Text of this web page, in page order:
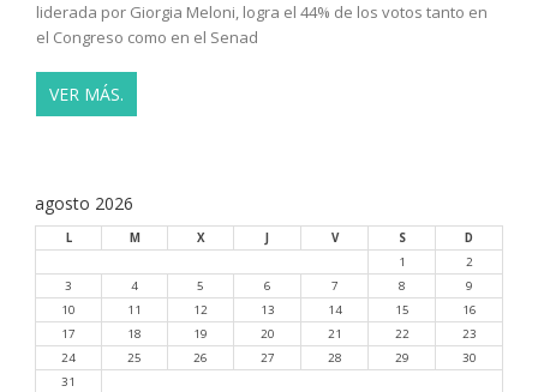
liderada por Giorgia Meloni, logra el 44% de los votos tanto en
el Congreso como en el Senad
VER MÁS.
agosto 2026
L M X V S
D
1
2
3
4 5 6 7 8
9
10
11 12 13 14 15
16
17
18 19 20 21 22
23
24
25 26 27 28 29
30
31